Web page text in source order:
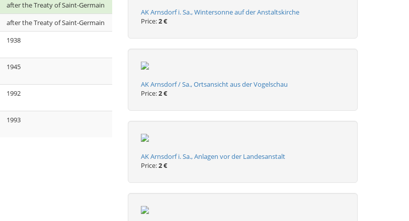
after the Treaty of Saint-Germain
after the Treaty of Saint-Germain
1938
1945
1992
1993
AK Arnsdorf i. Sa., Wintersonne auf der Anstaltskirche
Price:2 €
AK Arnsdorf / Sa., Ortsansicht aus der Vogelschau
Price:2 €
AK Arnsdorf i. Sa., Anlagen vor der Landesanstalt
Price:2 €